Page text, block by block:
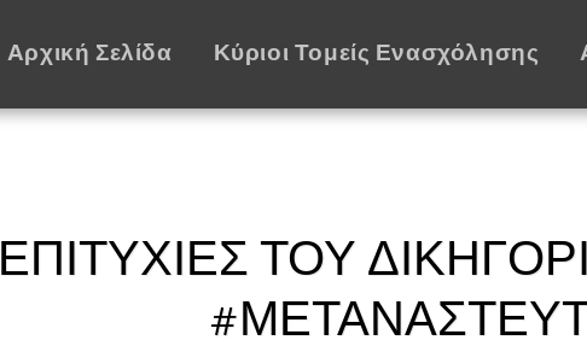
Αρχική Σελίδα Κύριοι Τομείς Ενασχόλησης
ΕΠΙΤΥΧΊΕΣ ΤΟΥ